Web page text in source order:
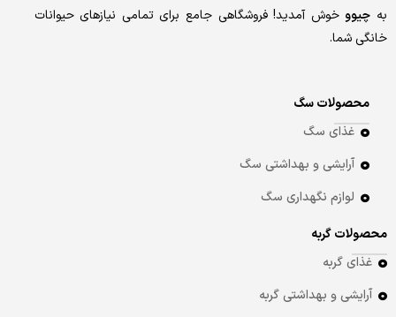
به چیوو خوش آمدید! فروشگاهی جامع برای تمامی نیازهای حیوانات
خانگی شما.
محصولات سگ
غذای سگ
آرایشی و بهداشتی سگ
لوازم نگهداری سگ
محصولات گربه
غذای گربه
آرایشی و بهداشتی گربه